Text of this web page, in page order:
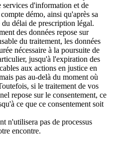
services d'information et de
démo, ainsi qu'après sa
délai de prescription légal.
des données repose sur
du traitement, les données
nécessaire à la poursuite de
jusqu'à l'expiration des
aux actions en justice en
pas au-delà du moment où
si le traitement de vos
repose sur le consentement, ce
ce que ce consentement soit
n'utilisera pas de processus
encontre.